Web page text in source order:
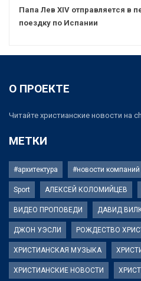
Папа Лев XIV отправляется в
поездку по Испании
О ПРОЕКТЕ
Читайте христианские новости на
МЕТКИ
#архитектура #новости компаний
Sport АЛЕКСЕЙ КОЛОМИЙЦЕВ
ВИДЕО ПРОПОВЕДИ ДАВИД
ДЖОН УЭСЛИ РОЖДЕСТВО
ХРИСТИАНСКАЯ МУЗЫКА
ХРИСТИАНСКИЕ НОВОСТИ